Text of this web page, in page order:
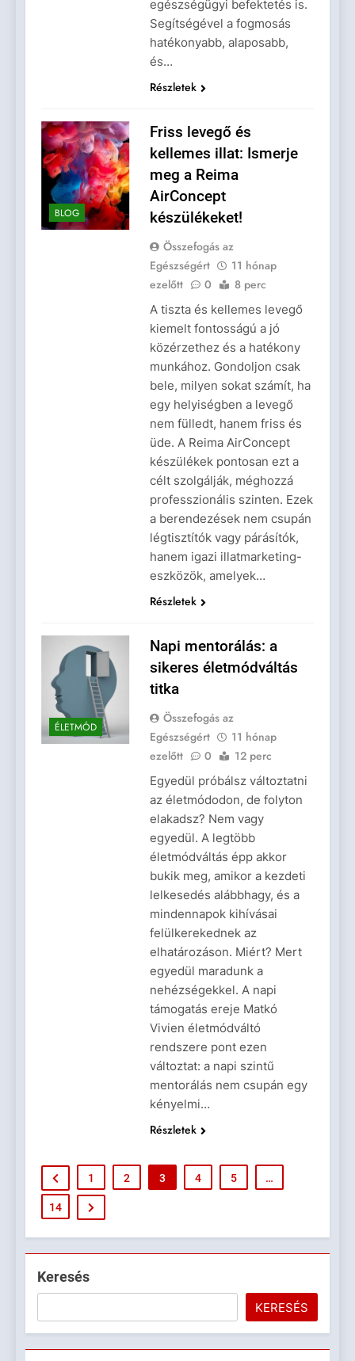
egészségügyi befektetés is.
Segítségével a fogmosás
hatékonyabb, alaposabb,
és…
Részletek
BLOG
Friss levegő és
kellemes illat: Ismerje
meg a Reima
AirConcept
készülékeket!
Összefogás az
Egészségért
11 hónap
ezelőtt
0 8 perc
A tiszta és kellemes levegő
kiemelt fontosságú a jó
közérzethez és a hatékony
munkához. Gondoljon csak
bele, milyen sokat számít, ha
egy helyiségben a levegő
nem fülledt, hanem friss és
üde. A Reima AirConcept
készülékek pontosan ezt a
célt szolgálják, méghozzá
professzionális szinten. Ezek
a berendezések nem csupán
légtisztítók vagy párásítók,
hanem igazi illatmarketing-
eszközök, amelyek…
Részletek
ÉLETMÓD
Napi mentorálás: a
sikeres életmódváltás
titka
Összefogás az
Egészségért
11 hónap
ezelőtt
0 12 perc
Egyedül próbálsz változtatni
az életmódodon, de folyton
elakadsz? Nem vagy
egyedül. A legtöbb
életmódváltás épp akkor
bukik meg, amikor a kezdeti
lelkesedés alábbhagy, és a
mindennapok kihívásai
felülkerekednek az
elhatározáson. Miért? Mert
egyedül maradunk a
nehézségekkel. A napi
támogatás ereje Matkó
Vivien életmódváltó
rendszere pont ezen
változtat: a napi szintű
mentorálás nem csupán egy
kényelmi…
Részletek
1 2 3 4 5 …
14
Keresés
KERESÉS